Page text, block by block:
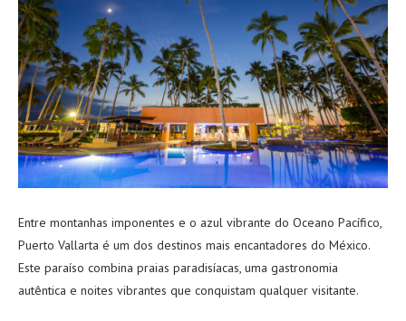
Entre montanhas imponentes e o azul vibrante do Oceano Pacífico,
Puerto Vallarta é um dos destinos mais encantadores do México.
Este paraíso combina praias paradisíacas, uma gastronomia
autêntica e noites vibrantes que conquistam qualquer visitante.